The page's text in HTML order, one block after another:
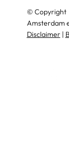
© Copyright
Amsterdam
Disclaimer|